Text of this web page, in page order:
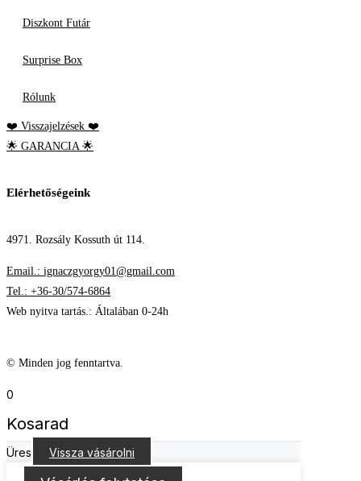
Diszkont Futár
Surprise Box
Rólunk
❤️ Visszajelzések ❤️
🌟 GARANCIA 🌟
Elérhetőségeink
4971. Rozsály Kossuth út 114.
Email.: ignaczgyorgy01@gmail.com
Tel.: +36-30/574-6864
Web nyitva tartás.: Általában 0-24h
© Minden jog fenntartva.
0
Kosarad
Üres Vissza vásárolni